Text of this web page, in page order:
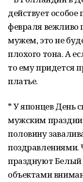
действует
февраля вежливо
мужем, это не
плохого тона. А
то ему придется
платье.
* У японцев День
мужским
половину
поздравлениями.
празднуют Белый
объектами